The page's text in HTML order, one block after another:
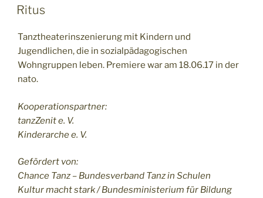
AM
Ritus
Tanztheaterinszenierung mit Kindern und
Jugendlichen, die in sozialpädagogischen
Wohngruppen leben. Premiere war am 18.06.17 in der
nato.
Kooperationspartner:
tanzZenit e. V.
Kinderarche e. V.
Gefördert von:
Chance Tanz – Bundesverband Tanz in Schulen
Kultur macht stark / Bundesministerium für Bildung